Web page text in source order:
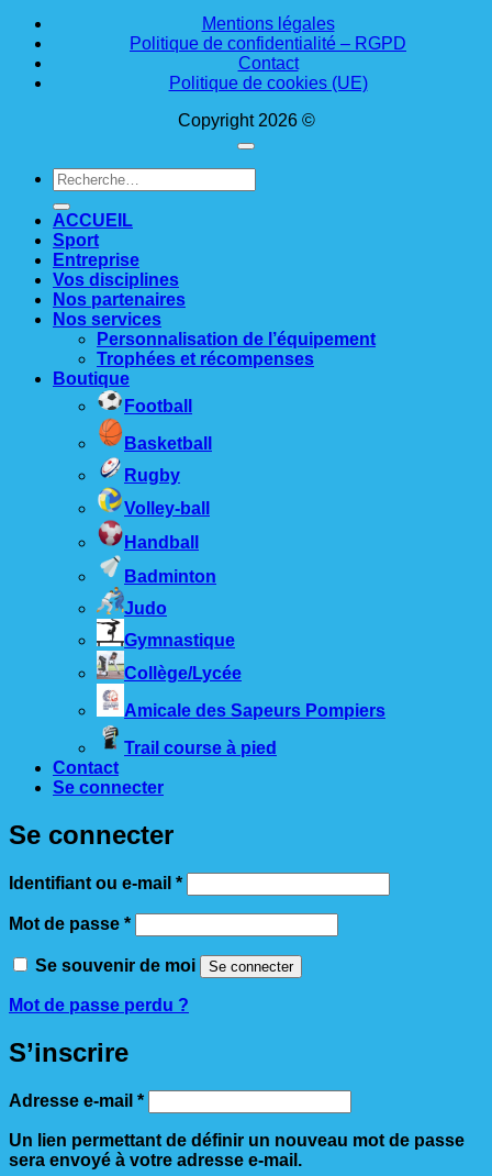
Mentions légales
Politique de confidentialité – RGPD
Contact
Politique de cookies (UE)
Copyright 2026 ©
Recherche
pour :
ACCUEIL
Sport
Entreprise
Vos disciplines
Nos partenaires
Nos services
Personnalisation de l’équipement
Trophées et récompenses
Boutique
Football
Basketball
Rugby
Volley-ball
Handball
Badminton
Judo
Gymnastique
Collège/Lycée
Amicale des Sapeurs Pompiers
Trail course à pied
Contact
Se connecter
Se connecter
Identifiant ou e-mail *Obligatoire
Mot de passe *Obligatoire
Se souvenir de moi Se connecter
Mot de passe perdu ?
S’inscrire
Adresse e-mail *Obligatoire
Un lien permettant de définir un nouveau mot de passe
sera envoyé à votre adresse e-mail.